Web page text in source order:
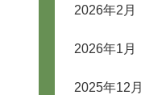
2026年2月
2026年1月
2025年12月